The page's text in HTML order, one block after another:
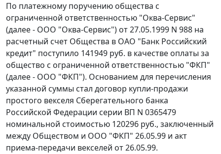
По платежному поручению общества с
ограниченной ответственностью "Оква-Сервис"
(далее - ООО "Оква-Сервис") от 27.05.1999 N 988 на
расчетный счет Общества в ОАО "Банк Российский
кредит" поступило 141949 руб. в качестве оплаты за
общество с ограниченной ответственностью "ФКП"
(далее - ООО "ФКП"). Основанием для перечисления
указанной суммы стал договор купли-продажи
простого векселя Сберегательного банка
Российской Федерации серии ВП N 0365479
номинальной стоимостью 120296 руб., заключенный
между Обществом и ООО "ФКП" 26.05.99 и акт
приема-передачи векселей от 26.05.99.